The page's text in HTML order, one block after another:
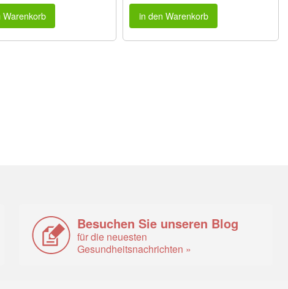
Warenkorb in den Warenkorb
Besuchen Sie unseren Blog
für die neuesten
Gesundheitsnachrichten »